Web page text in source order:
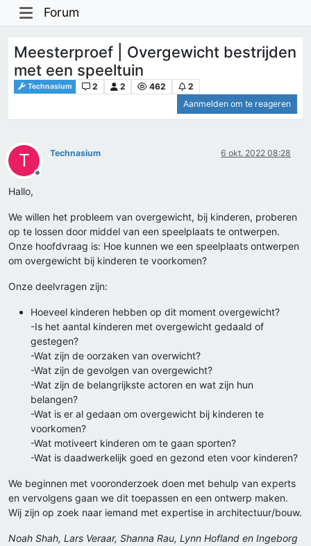
Forum
Meesterproef | Overgewicht bestrijden
met een speeltuin
Technasium 2 2 462
2
Aanmelden om te reageren
T
Offline
Technasium 6 okt. 2022 08:28
Hallo,
We willen het probleem van overgewicht, bij kinderen, proberen
op te lossen door middel van een speelplaats te ontwerpen.
Onze hoofdvraag is: Hoe kunnen we een speelplaats ontwerpen
om overgewicht bij kinderen te voorkomen?
Onze deelvragen zijn:
Hoeveel kinderen hebben op dit moment overgewicht?
-Is het aantal kinderen met overgewicht gedaald of
gestegen?
-Wat zijn de oorzaken van overwicht?
-Wat zijn de gevolgen van overgewicht?
-Wat zijn de belangrijkste actoren en wat zijn hun
belangen?
-Wat is er al gedaan om overgewicht bij kinderen te
voorkomen?
-Wat motiveert kinderen om te gaan sporten?
-Wat is daadwerkelijk goed en gezond eten voor kinderen?
We beginnen met vooronderzoek doen met behulp van experts
en vervolgens gaan we dit toepassen en een ontwerp maken.
Wij zijn op zoek naar iemand met expertise in architectuur/bouw.
Noah Shah, Lars Veraar, Shanna Rau, Lynn Hofland en Ingeborg